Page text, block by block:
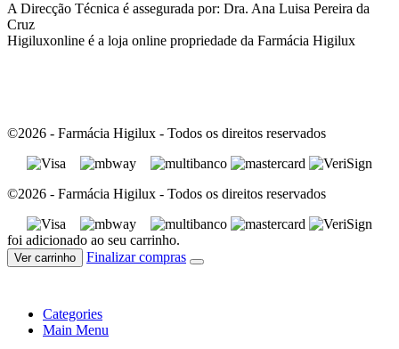
A Direcção Técnica é assegurada por: Dra. Ana Luisa Pereira da
Cruz
Higiluxonline é a loja online propriedade da Farmácia Higilux
©2026 - Farmácia Higilux - Todos os direitos reservados
©2026 - Farmácia Higilux - Todos os direitos reservados
foi adicionado ao seu carrinho.
Ver carrinho Finalizar compras
Categories
Main Menu